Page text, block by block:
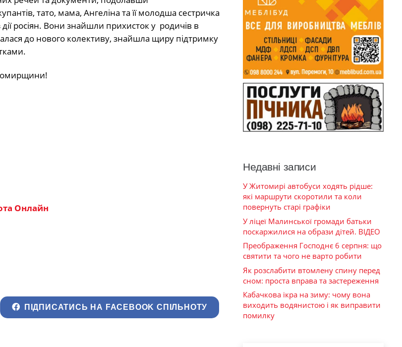
тато, мама, Ангеліна та її молодша сестричка
росіян. Вони знайшли прихисток у родичів в
до нового колективу, знайшла щиру підтримку
Онлайн
ПІДПИСАТИСЬ НА FACEBOOK СПІЛЬНОТУ
Недавні записи
У Житомирі автобуси ходять рідше:
які маршрути скоротили та коли
повернуть старі графіки
У ліцеї Малинської громади батьки
поскаржилися на образи дітей. ВІДЕО
Преображення Господнє 6 серпня: що
святити та чого не варто робити
Як розслабити втомлену спину перед
сном: проста вправа та застереження
Кабачкова ікра на зиму: чому вона
виходить водянистою і як виправити
помилку